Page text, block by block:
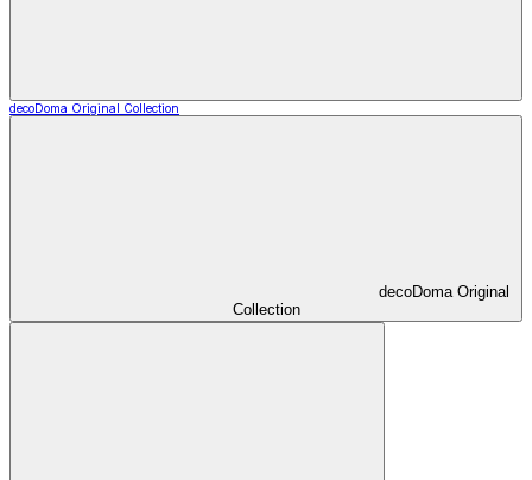
decoDoma Original Collection
decoDoma Original
Collection